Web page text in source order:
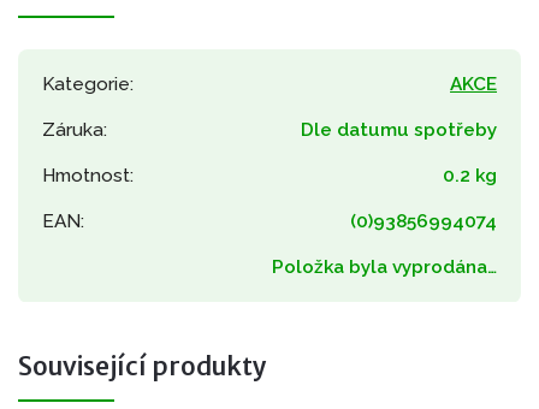
Kategorie: AKCE
Záruka: Dle datumu spotřeby
Hmotnost: 0.2 kg
EAN: (0)93856994074
Položka byla vyprodána…
Související produkty